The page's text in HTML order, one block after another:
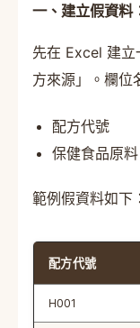
一、建立假資料
先在 Excel 建立
方來源」。欄位
配方代號
保健食品原料
範例假資料如下：
配方代號
H001